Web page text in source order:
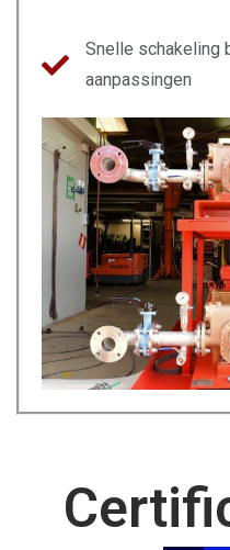
Snelle schakeling
aanpassingen